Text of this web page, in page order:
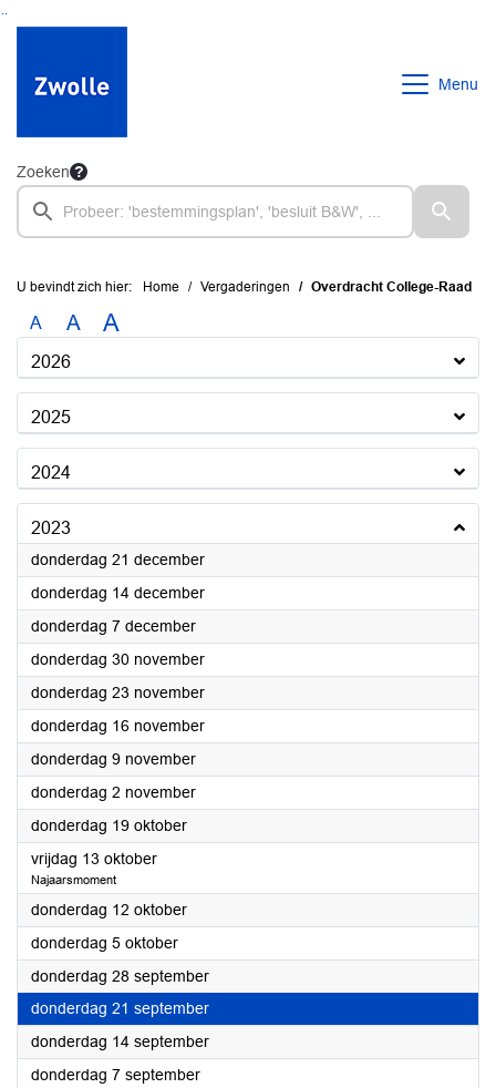
Ga naar de inhoud van deze pagina
Ga naar het zoeken
Ga naar het menu
Menu
Zoeken
U bevindt zich hier: Home Vergaderingen Overdracht College-Raad
A A A
2026
2025
2024
2023
donderdag 21 december2023
donderdag 14 december2023
donderdag 7 december2023
donderdag 30 november2023
donderdag 23 november2023
donderdag 16 november2023
donderdag 9 november2023
donderdag 2 november2023
donderdag 19 oktober2023
vrijdag 13 oktober2023
Najaarsmoment
donderdag 12 oktober2023
donderdag 5 oktober2023
donderdag 28 september2023
donderdag 21 september2023
donderdag 14 september2023
donderdag 7 september2023